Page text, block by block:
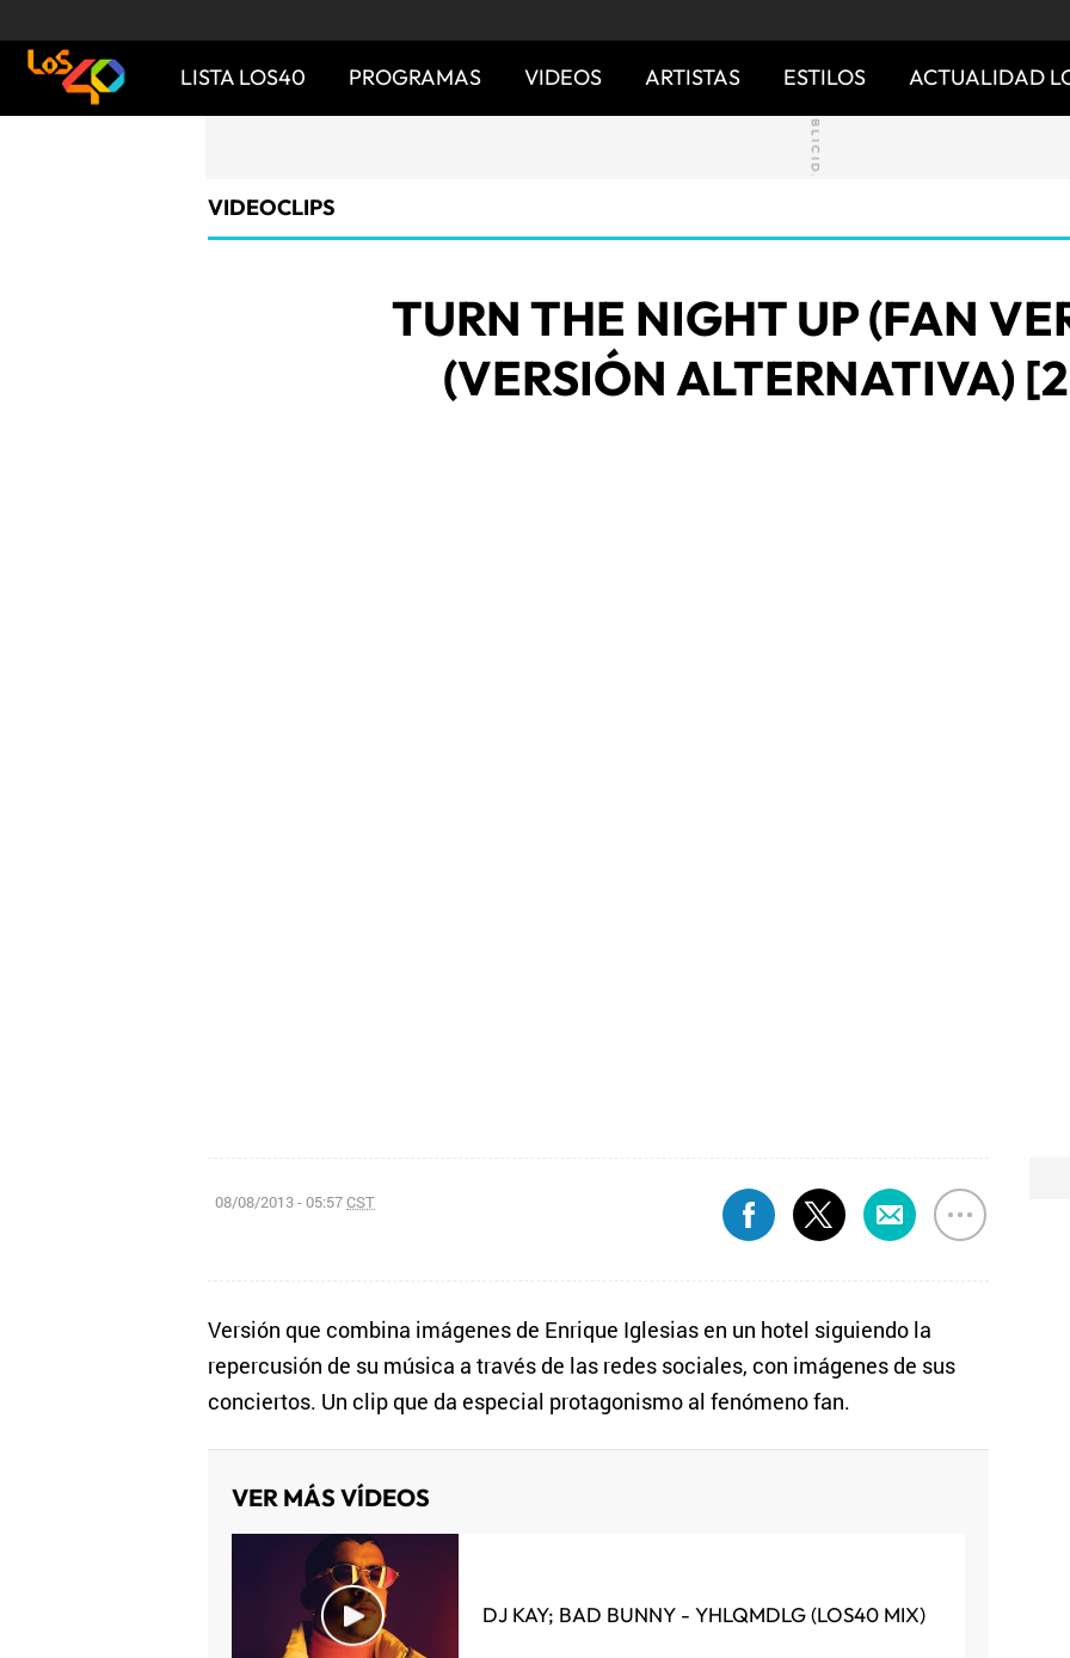
LISTA LOS40 PROGRAMAS VIDEOS ARTISTAS ESTILOS ACTUALIDAD
VIDEOCLIPS
TURN THE NIGHT UP (FAN
(VERSIÓN ALTERNATIVA)
08/08/2013 - 05:57CST
Versión que combina imágenes de Enrique Iglesias en un hotel siguiendo la
repercusión de su música a través de las redes sociales, con imágenes de sus
conciertos. Un clip que da especial protagonismo al fenómeno fan.
VER MÁS VÍDEOS
DJ KAY; BAD BUNNY - YHLQMDLG (LOS40 MIX)